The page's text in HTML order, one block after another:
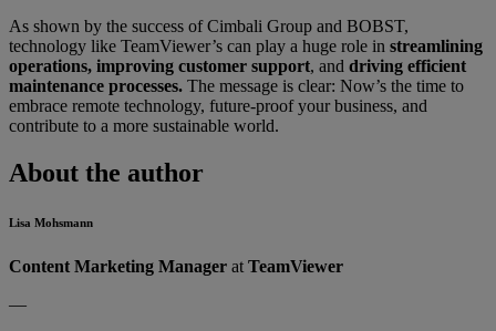
As shown by the success of Cimbali Group and BOBST,
technology like TeamViewer’s can play a huge role in streamlining
operations, improving customer support, and driving efficient
maintenance processes. The message is clear: Now’s the time to
embrace remote technology, future-proof your business, and
contribute to a more sustainable world.
About the author
Lisa Mohsmann
Content Marketing Manager at TeamViewer
—